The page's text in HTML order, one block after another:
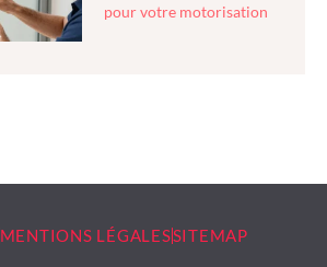
pour votre motorisation
MENTIONS LÉGALESSITEMAP